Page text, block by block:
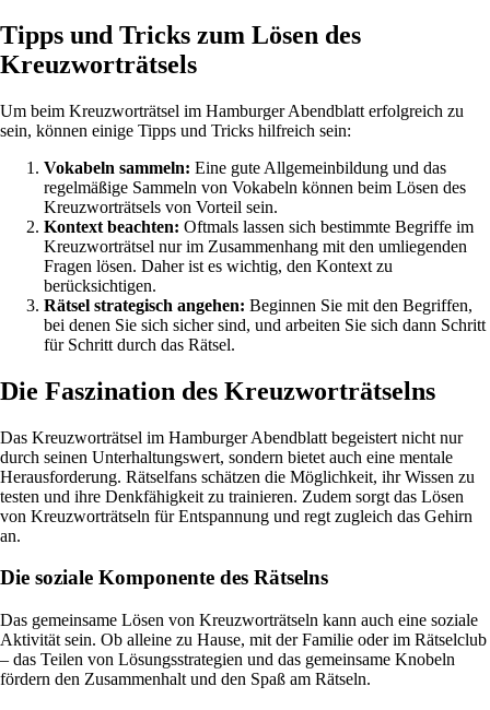
Tipps und Tricks zum Lösen des
Kreuzworträtsels
Um beim Kreuzworträtsel im Hamburger Abendblatt erfolgreich zu
sein, können einige Tipps und Tricks hilfreich sein:
Vokabeln sammeln: Eine gute Allgemeinbildung und das
regelmäßige Sammeln von Vokabeln können beim Lösen des
Kreuzworträtsels von Vorteil sein.
Kontext beachten: Oftmals lassen sich bestimmte Begriffe im
Kreuzworträtsel nur im Zusammenhang mit den umliegenden
Fragen lösen. Daher ist es wichtig, den Kontext zu
berücksichtigen.
Rätsel strategisch angehen: Beginnen Sie mit den Begriffen,
bei denen Sie sich sicher sind, und arbeiten Sie sich dann Schritt
für Schritt durch das Rätsel.
Die Faszination des Kreuzworträtselns
Das Kreuzworträtsel im Hamburger Abendblatt begeistert nicht nur
durch seinen Unterhaltungswert, sondern bietet auch eine mentale
Herausforderung. Rätselfans schätzen die Möglichkeit, ihr Wissen zu
testen und ihre Denkfähigkeit zu trainieren. Zudem sorgt das Lösen
von Kreuzworträtseln für Entspannung und regt zugleich das Gehirn
an.
Die soziale Komponente des Rätselns
Das gemeinsame Lösen von Kreuzworträtseln kann auch eine soziale
Aktivität sein. Ob alleine zu Hause, mit der Familie oder im Rätselclub
– das Teilen von Lösungsstrategien und das gemeinsame Knobeln
fördern den Zusammenhalt und den Spaß am Rätseln.